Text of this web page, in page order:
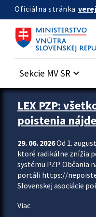
Preskocit na hlavný obsah
Oficiálna stránka
Sekcie MV SR keyboard_arrow_down
Zastavit automatický posun
LEX PZP:
poistenia
29. 06. 2026Od 1.
ktoré radikálne znížia
systému PZP.
portáli https://
Slovenskej asociácie
Viac